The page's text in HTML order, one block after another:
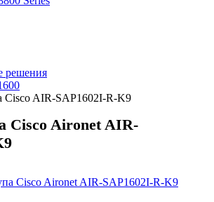
решения
Cisco AIR-SAP1602I-R-K9
Cisco Aironet AIR-